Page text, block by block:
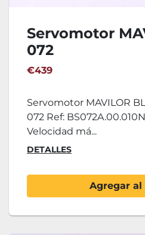
Servomotor
072
€439
Servomotor MAVILOR
072 Ref:
Velocidad má...
DETALLES
Agregar